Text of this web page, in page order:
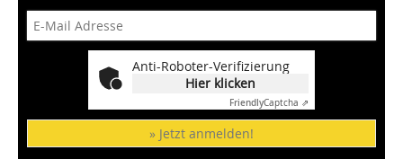
Anti-Roboter-Verifizierung
Hier klicken
FriendlyCaptcha ⇗
» Jetzt anmelden!